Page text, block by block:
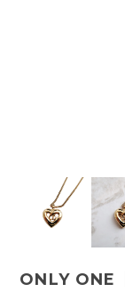
ONLY ONE